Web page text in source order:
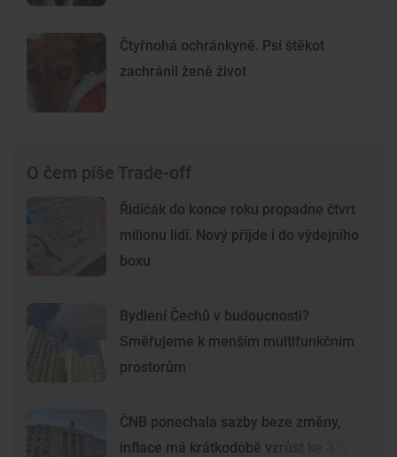
Čtyřnohá ochránkyně. Psí štěkot
zachránil ženě život
O čem píše Trade-off
Řidičák do konce roku propadne čtvrt
milionu lidí. Nový přijde i do výdejního
boxu
Bydlení Čechů v budoucnosti?
Směřujeme k menším multifunkčním
prostorům
ČNB ponechala sazby beze změny,
inflace má krátkodobě vzrůst ke 3 %